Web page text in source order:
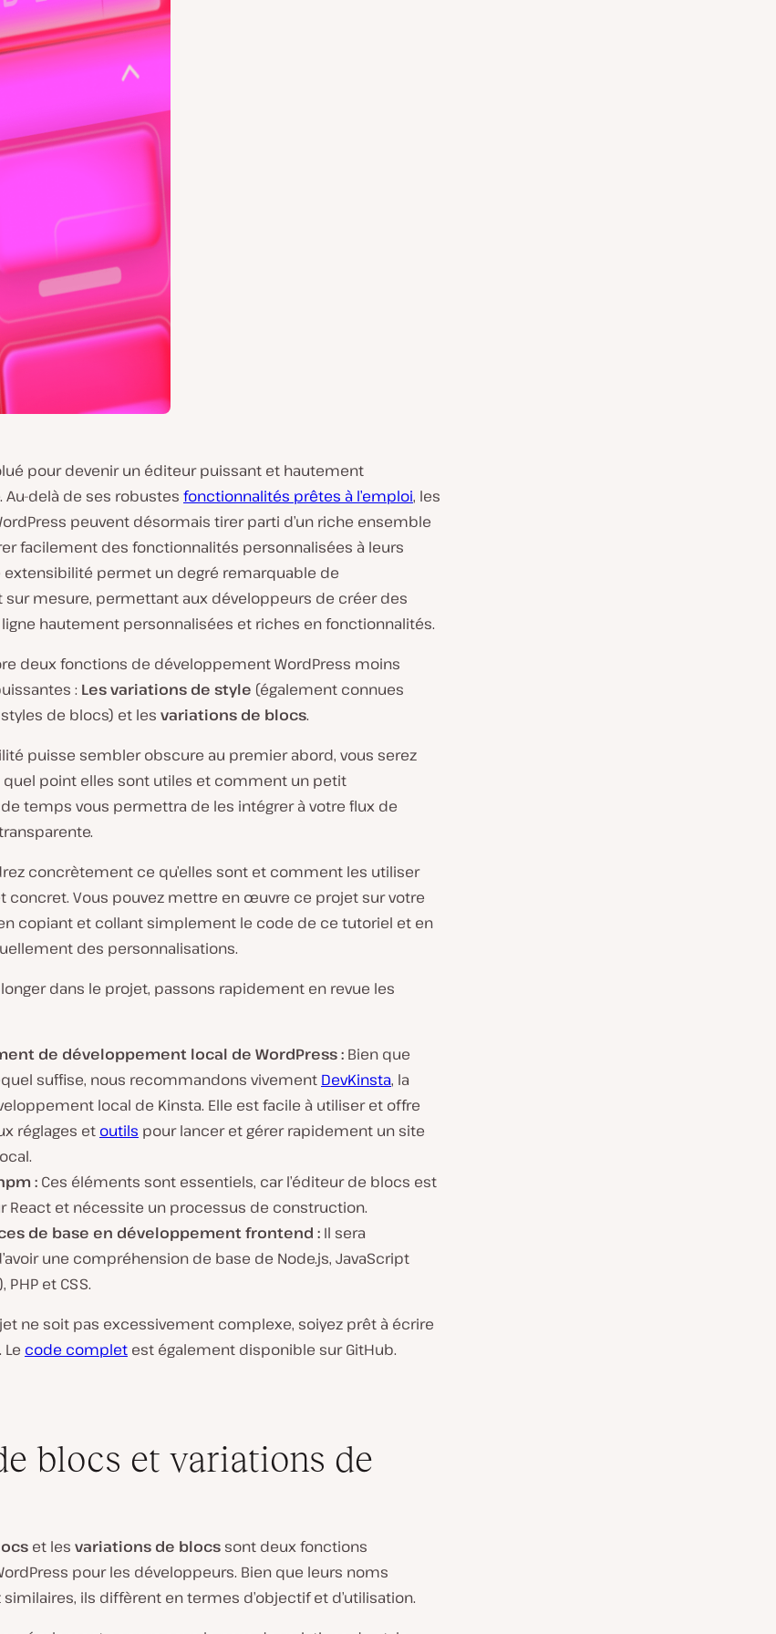
pour devenir un éditeur puissant et hautement
Au-delà de ses robustes fonctionnalités prêtes à l’emploi, les
peuvent désormais tirer parti d’un riche ensemble
facilement des fonctionnalités personnalisées à leurs
extensibilité permet un degré remarquable de
mesure, permettant aux développeurs de créer des
hautement personnalisées et riches en fonctionnalités.
deux fonctions de développement WordPress moins
: Les variations de style (également connues
de blocs) et les variations de blocs.
puisse sembler obscure au premier abord, vous serez
quel point elles sont utiles et comment un petit
temps vous permettra de les intégrer à votre flux de
concrètement ce qu’elles sont et comment les utiliser
concret. Vous pouvez mettre en œuvre ce projet sur votre
copiant et collant simplement le code de ce tutoriel et en
des personnalisations.
dans le projet, passons rapidement en revue les
de développement local de WordPress : Bien que
suffise, nous recommandons vivement DevKinsta, la
local de Kinsta. Elle est facile à utiliser et offre
réglages et outils pour lancer et gérer rapidement un site
: Ces éléments sont essentiels, car l’éditeur de blocs est
React et nécessite un processus de construction.
de base en développement frontend : Il sera
une compréhension de base de Node.js, JavaScript
PHP et CSS.
ne soit pas excessivement complexe, soiyez prêt à écrire
code complet est également disponible sur GitHub.
blocs et variations de
et les variations de blocs sont deux fonctions
pour les développeurs. Bien que leurs noms
ils diffèrent en termes d’objectif et d’utilisation.